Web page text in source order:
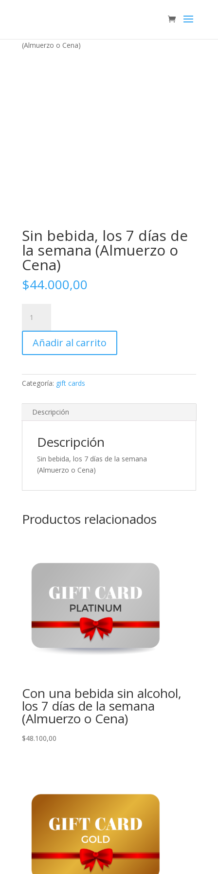
(Almuerzo o Cena)
Sin bebida, los 7 días de
la semana (Almuerzo o
Cena)
$44.000,00
bebida,
los
días
la
semana
Cena)
Añadir al carrito
Categoría: gift cards
Descripción
Descripción
Sin bebida, los 7 días de la semana
(Almuerzo o Cena)
Productos relacionados
Con una bebida sin alcohol,
los 7 días de la semana
(Almuerzo o Cena)
$48.100,00